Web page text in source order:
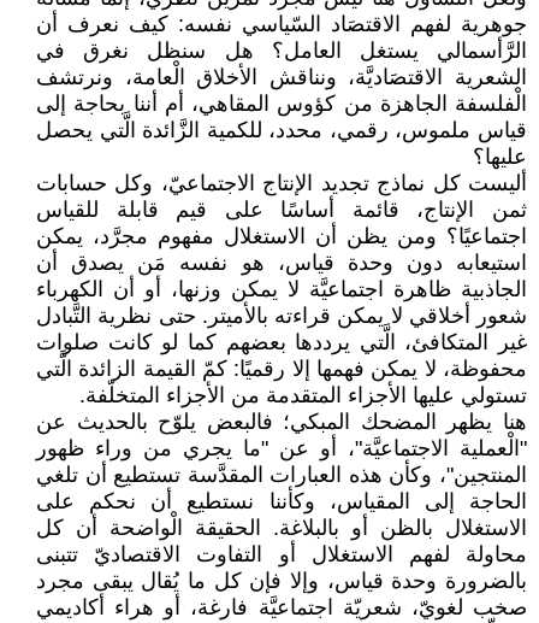
جوهرية لفهم الاقتصَاد السّياسي نفسه: كيف نعرف أن
الرَّأسمالي يستغل العامل؟ هل سنظل نغرق في
الشعرية الاقتصَاديَّة، ونناقش الأخلاق الْعامة، ونرتشف
الْفلسفة الجاهزة من كؤوس المقاهي، أم أننا بحاجة إلى
قياس ملموس، رقمي، محدد، للكمية الزَّائدة الَّتي يحصل
عليها؟
أليست كل نماذج تجديد الإنتاج الاجتماعيّ، وكل حسابات
ثمن الإنتاج، قائمة أساسًا على قيم قابلة للقياس
اجتماعيًا؟ ومن يظن أن الاستغلال مفهوم مجرَّد، يمكن
استيعابه دون وحدة قياس، هو نفسه مَن يصدق أن
الجاذبية ظاهرة اجتماعيَّة لا يمكن وزنها، أو أن الكهرباء
شعور أخلاقي لا يمكن قراءته بالأميتر. حتى نظرية التَّبادل
غير المتكافئ، الَّتي يرددها بعضهم كما لو كانت صلوات
محفوظة، لا يمكن فهمها إلا رقميًا: كمّ القيمة الزائدة الَّتي
تستولي عليها الأجزاء المتقدمة من الأجزاء المتخلّفة.
هنا يظهر المضحك المبكي؛ فالبعض يلوّح بالحديث عن
"الْعملية الاجتماعيَّة"، أو عن "ما يجري من وراء ظهور
المنتجين"، وكأن هذه العبارات المقدَّسة تستطيع أن تلغي
الحاجة إلى المقياس، وكأننا نستطيع أن نحكم على
الاستغلال بالظن أو بالبلاغة. الحقيقة الْواضحة أن كل
محاولة لفهم الاستغلال أو التفاوت الاقتصاديّ تتبنى
بالضرورة وحدة قياس، وإلا فإن كل ما يُقال يبقى مجرد
صخب لغويّ، شعريّة اجتماعيَّة فارغة، أو هراء أكاديمي